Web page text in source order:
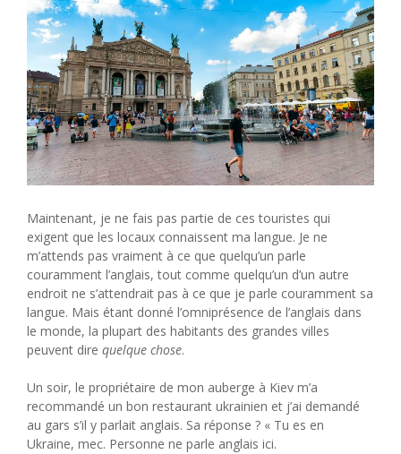
Maintenant, je ne fais pas partie de ces touristes qui
exigent que les locaux connaissent ma langue. Je ne
m’attends pas vraiment à ce que quelqu’un parle
couramment l’anglais, tout comme quelqu’un d’un autre
endroit ne s’attendrait pas à ce que je parle couramment sa
langue. Mais étant donné l’omniprésence de l’anglais dans
le monde, la plupart des habitants des grandes villes
peuvent dire quelque chose.
Un soir, le propriétaire de mon auberge à Kiev m’a
recommandé un bon restaurant ukrainien et j’ai demandé
au gars s’il y parlait anglais. Sa réponse ? « Tu es en
Ukraine, mec. Personne ne parle anglais ici.